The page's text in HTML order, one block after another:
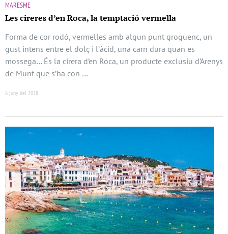
MARESME
Les cireres d’en Roca, la temptació vermella
Forma de cor rodó, vermelles amb algun punt groguenc, un
gust intens entre el dolç i l’àcid, una carn dura quan es
mossega… És la cirera d’en Roca, un producte exclusiu d’Arenys
de Munt que s’ha con …
6 juny del 2018